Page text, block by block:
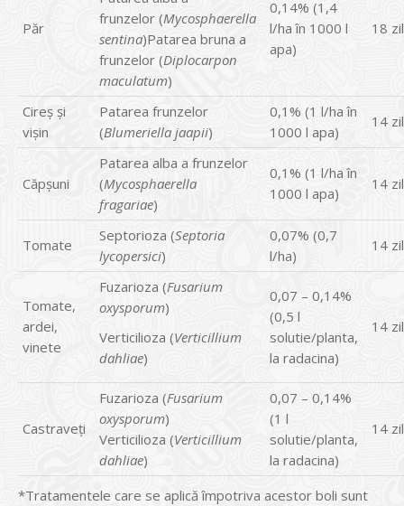
Păr
frunzelor (Mycosphaerella
sentina)Patarea bruna a
frunzelor (Diplocarpon
maculatum)
0,14% (1,4
l/ha în 1000 l
apa)
18
Cireș și
vișin
Patarea frunzelor
(Blumeriella jaapii)
0,1% (1 l/ha în
1000 l apa)
14
Căpșuni
Patarea alba a frunzelor
(Mycosphaerella
fragariae)
0,1% (1 l/ha în
1000 l apa)
14
Tomate
Septorioza (Septoria
lycopersici)
0,07% (0,7
l/ha)
14
Tomate,
ardei,
vinete
Fuzarioza (Fusarium
oxysporum)
Verticilioza (Verticillium
dahliae)
0,07 – 0,14%
(0,5 l
solutie/planta,
la radacina)
14
Castraveți
Fuzarioza (Fusarium
oxysporum)
Verticilioza (Verticillium
dahliae)
0,07 – 0,14%
(1 l
solutie/planta,
la radacina)
14
*Tratamentele care se aplică împotriva acestor boli sunt